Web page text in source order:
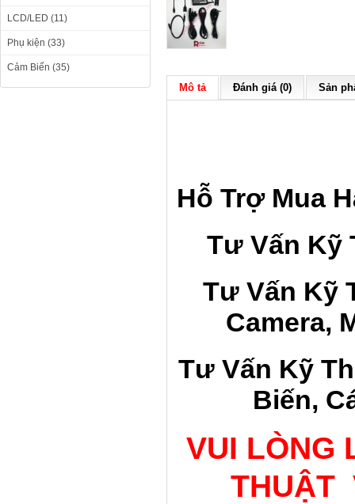
LCD/LED (11)
Phụ kiện (33)
Cảm Biến (35)
Mô tả Đánh giá (0) Sản
Hỗ Trợ Mua
Tư Vấn Kỹ
Tư Vấn Kỹ
Camera,
Tư Vấn Kỹ
Biến,
VUI LÒNG
THUẬT